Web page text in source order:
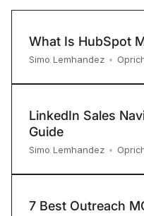
What Is HubSpot
Simo Lemhandez •
LinkedIn Sales
Guide
Simo Lemhandez •
7 Best Outreach